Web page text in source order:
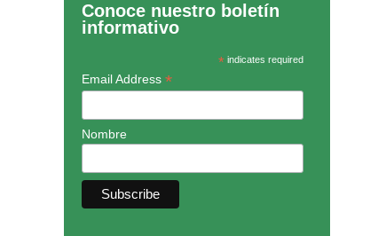
Conoce nuestro boletín
informativo
*indicates required
Email Address *
Nombre